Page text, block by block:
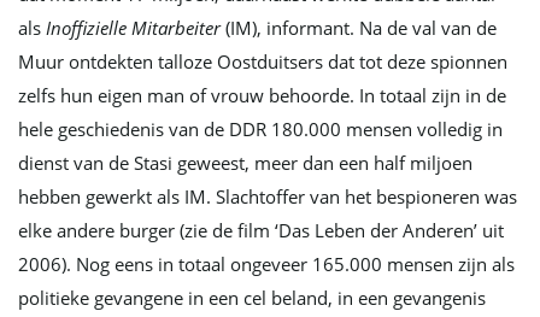
alsInoffizielle Mitarbeiter(IM), informant. Na de val van de
Muur ontdekten talloze Oostduitsers dat tot deze spionnen
zelfs hun eigen man of vrouw behoorde. In totaal zijn in de
hele geschiedenis van de DDR 180.000 mensen volledig in
dienst van de Stasi geweest, meer dan een half miljoen
hebben gewerkt als IM. Slachtoffer van het bespioneren was
elke andere burger (zie de film ‘Das Leben der Anderen’ uit
2006). Nog eens in totaal ongeveer 165.000 mensen zijn als
politieke gevangene in een cel beland, in een gevangenis